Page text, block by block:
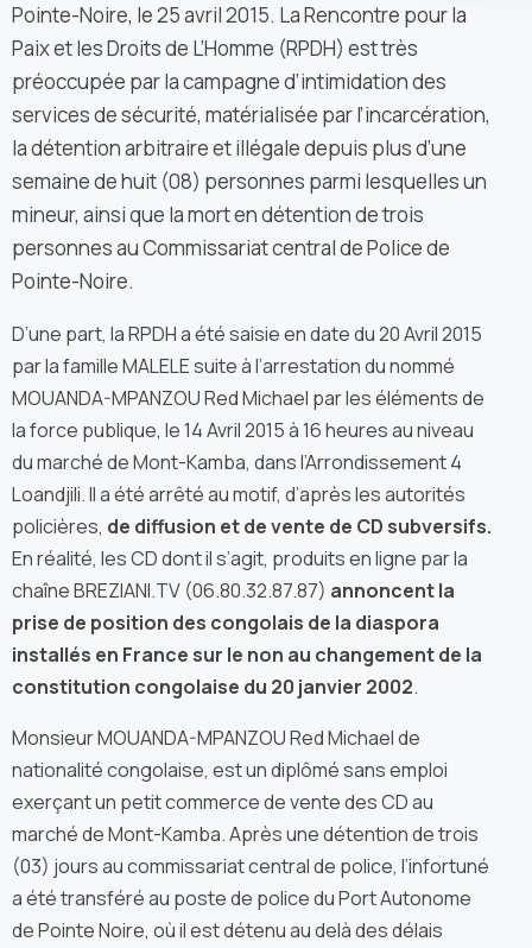
Pointe-Noire, le 25 avril 2015. La Rencontre pour la
Paix et les Droits de L’Homme (RPDH) est très
préoccupée par la campagne d’intimidation des
services de sécurité, matérialisée par l’incarcération,
la détention arbitraire et illégale depuis plus d’une
semaine de huit (08) personnes parmi lesquelles un
mineur, ainsi que la mort en détention de trois
personnes au Commissariat central de Police de
Pointe-Noire.
D’une part, la RPDH a été saisie en date du 20 Avril 2015
par la famille MALELE suite à l’arrestation du nommé
MOUANDA-MPANZOU Red Michael par les éléments de
la force publique, le 14 Avril 2015 à 16 heures au niveau
du marché de Mont-Kamba, dans l’Arrondissement 4
Loandjili. Il a été arrêté au motif, d’après les autorités
policières, de diffusion et de vente de CD subversifs.
En réalité, les CD dont il s’agit, produits en ligne par la
chaîne BREZIANI.TV (06.80.32.87.87) annoncent la
prise de position des congolais de la diaspora
installés en France sur le non au changement de la
constitution congolaise du 20 janvier 2002.
Monsieur MOUANDA-MPANZOU Red Michael de
nationalité congolaise, est un diplômé sans emploi
exerçant un petit commerce de vente des CD au
marché de Mont-Kamba. Après une détention de trois
(03) jours au commissariat central de police, l’infortuné
a été transféré au poste de police du Port Autonome
de Pointe Noire, où il est détenu au delà des délais